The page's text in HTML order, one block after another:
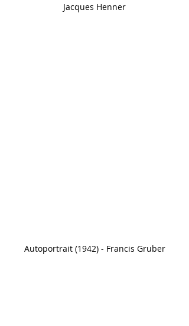
Jacques Henner
Autoportrait (1942) - Francis Gruber